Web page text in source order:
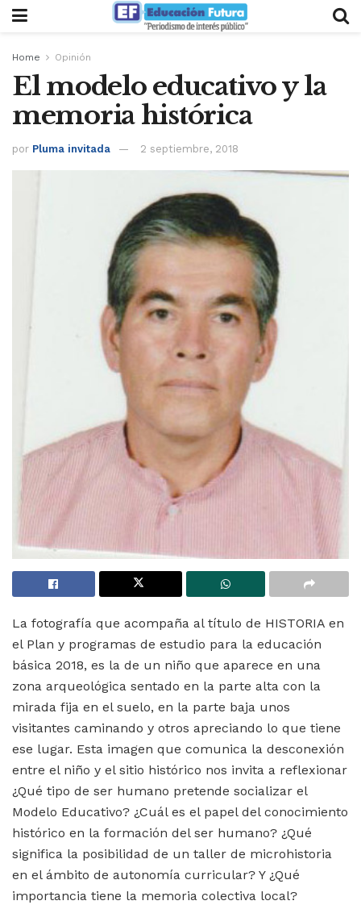
Home Opinión
El modelo educativo y la
memoria histórica
por Pluma invitada 2 septiembre, 2018
La fotografía que acompaña al título de HISTORIA en
el Plan y programas de estudio para la educación
básica 2018, es la de un niño que aparece en una
zona arqueológica sentado en la parte alta con la
mirada fija en el suelo, en la parte baja unos
visitantes caminando y otros apreciando lo que tiene
ese lugar. Esta imagen que comunica la desconexión
entre el niño y el sitio histórico nos invita a reflexionar
¿Qué tipo de ser humano pretende socializar el
Modelo Educativo? ¿Cuál es el papel del conocimiento
histórico en la formación del ser humano? ¿Qué
significa la posibilidad de un taller de microhistoria
en el ámbito de autonomía curricular? Y ¿Qué
importancia tiene la memoria colectiva local?